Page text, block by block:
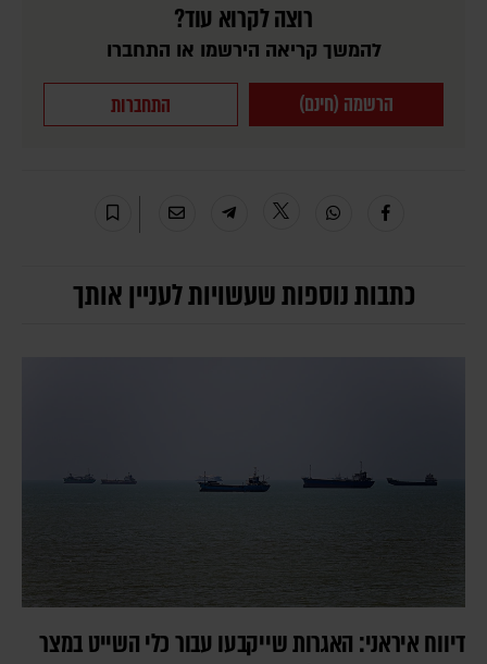
רוצה לקרוא עוד?
להמשך קריאה הירשמו או התחברו
הרשמה (חינם) התחברות
כתבות נוספות שעשויות לעניין אותך
דיווח איראני: האגרות שייקבעו עבור כלי השייט במצר